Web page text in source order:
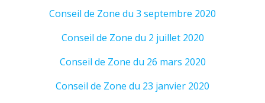
Conseil de Zone du 3 septembre 2020
Conseil de Zone du 2 juillet 2020
Conseil de Zone du 26 mars 2020
Conseil de Zone du 23 janvier 2020